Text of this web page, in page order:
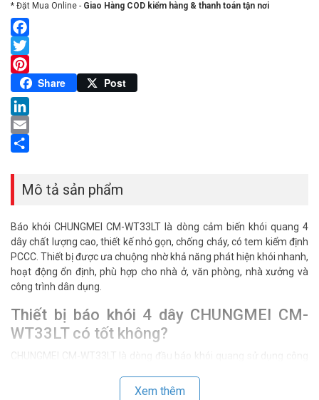
* Đặt Mua Online - Giao Hàng COD kiểm hàng & thanh toán tận nơi
Facebook
Twitter
Pinterest
Share Post
LinkedIn
Email
Mô tả sản phẩm
Báo khói CHUNGMEI CM-WT33LT là dòng cảm biến khói quang 4
dây chất lượng cao, thiết kế nhỏ gọn, chống cháy, có tem kiểm định
PCCC. Thiết bị được ưa chuộng nhờ khả năng phát hiện khói nhanh,
hoạt động ổn định, phù hợp cho nhà ở, văn phòng, nhà xưởng và
công trình dân dụng.
Thiết bị báo khói 4 dây CHUNGMEI CM-
WT33LT có tốt không?
CHUNGMEI CM-WT33LT là dòng đầu báo khói quang sử dụng công
một cách nhanh chóng. Thiết bị phù hợp sử dụng trong nhà kho,
Xem thêm